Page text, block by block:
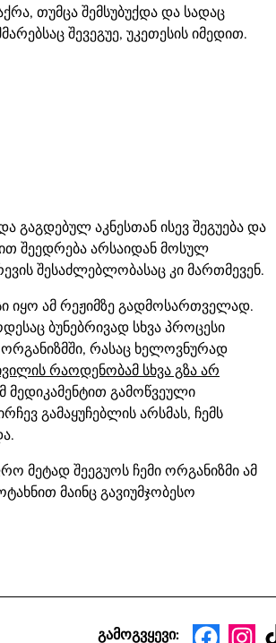
თუმცა შემსუბუქდა და სადაც
შევეგუე, უკეთესის იმედით.
აკნესთან ისევ შეგუება და
შეედრება არსაიდან მოსულ
შესაძლებლობასაც კი მართმევენ.
იყო ამ რეჟიმზე გადმოსართველად.
ბუნებრივად სხვა პროცესი
რასაც ხელოვნურად
რაოდენობამ სხვა გზა არ
გამოწვეული
გამაყუჩებლის არსმას, ჩემს
მეტად შეეგუოს ჩემი ორგანიზმი ამ
მაინც გავიუმჯობესო
გამოგვყევი: